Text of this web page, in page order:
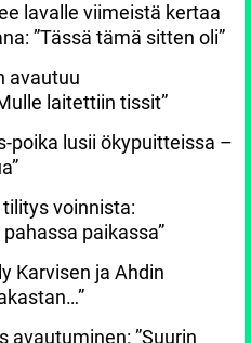
lavalle viimeistä kertaa
”Tässä tämä sitten oli”
avautuu
laitettiin tissit”
poika lusii ökypuitteissa –
voinnista:
paikassa”
Karvisen ja Ahdin
avautuminen: ”Suurin